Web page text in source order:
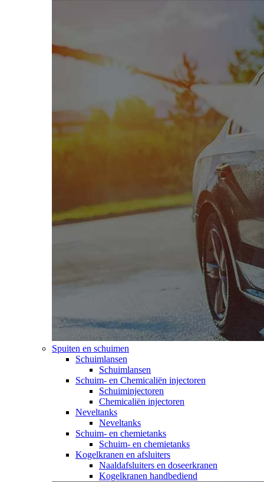
Spuiten en schuimen
Schuimlansen
Schuimlansen
Schuim- en Chemicaliën injectoren
Schuiminjectoren
Chemicaliën injectoren
Neveltanks
Neveltanks
Schuim- en chemietanks
Schuim- en chemietanks
Kogelkranen en afsluiters
Naaldafsluiters en doseerkranen
Kogelkranen handbediend